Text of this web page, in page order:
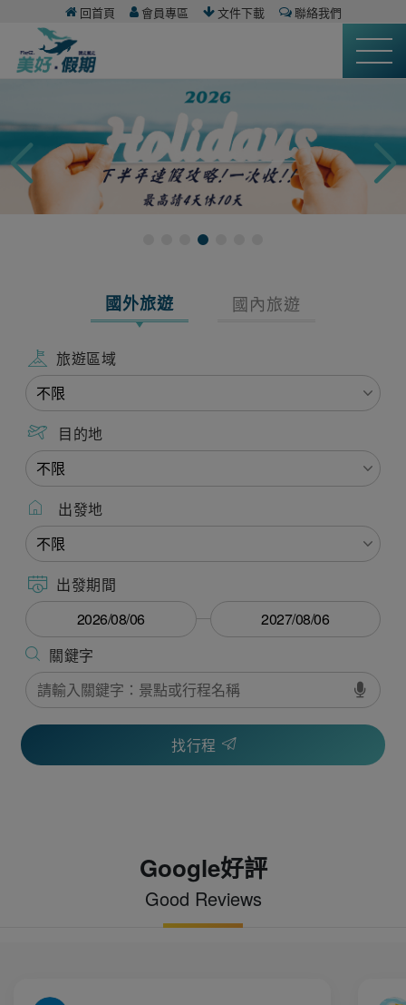
回首頁 會員專區 文件下載 聯絡我們
國外旅遊 國內旅遊
旅遊區域
目的地
出發地
出發期間
找行程
Google好評
Good Reviews